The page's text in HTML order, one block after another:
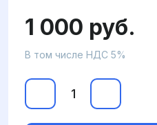
1 000 руб.
В том числе НДС 5%